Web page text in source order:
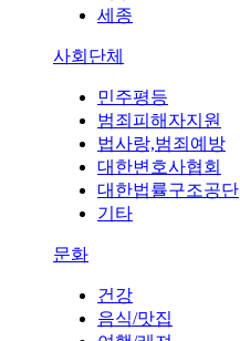
세종
사회단체
민주평등
범죄피해자지원
법사랑,범죄예방
대한변호사협회
대한법률구조공단
기타
문화
건강
음식/맛집